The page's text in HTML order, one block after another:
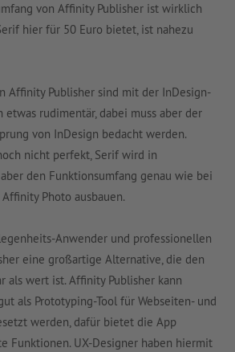
von Affinity Publisher ist wirklich
hier für 50 Euro bietet, ist nahezu
Affinity Publisher sind mit der InDesign-
rudimentär, dabei muss aber der
von InDesign bedacht werden.
nicht perfekt, Serif wird in
den Funktionsumfang genau wie bei
Photo ausbauen.
Anwender und professionellen
eine großartige Alternative, die den
als wert ist. Affinity Publisher kann
als Prototyping-Tool für Webseiten- und
werden, dafür bietet die App
Funktionen. UX-Designer haben hiermit